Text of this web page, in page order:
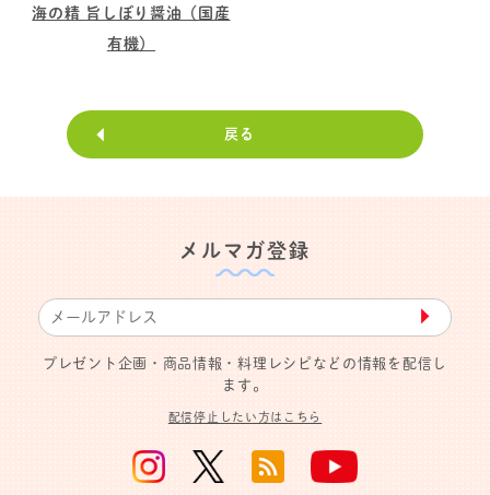
海の精 旨しぼり醤油（国産
有機）
戻る
メルマガ登録
▶︎
プレゼント企画・商品情報・料理レシピなどの情報を配信し
ます。
配信停止したい方はこちら